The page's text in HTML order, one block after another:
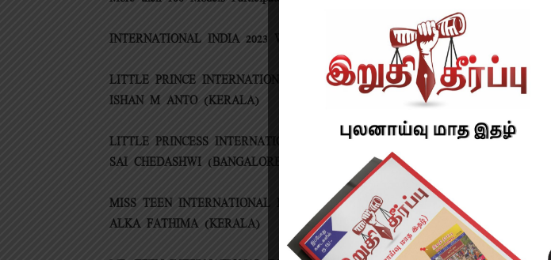
INTERNATIONAL INDIA 2023 Winners list
LITTLE PRINCE INTERNATIONAL INDIA 2023 WINNER –
ISHAN M ANTO (KERALA)
LITTLE PRINCESS INTERNATIONAL INDIA 2023 WINNER –
SAI CHEDASHWI (BANGALORE)
MISS TEEN INTERNATIONAL INDIA 2023 WINNER –
ALKA FATHIMA (KERALA)